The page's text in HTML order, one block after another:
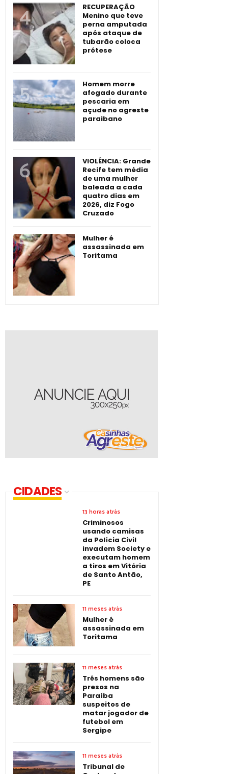
RECUPERAÇÃO
Menino que teve
perna amputada
após ataque de
tubarão coloca
prótese
Homem morre
afogado durante
pescaria em
açude no agreste
paraibano
VIOLÊNCIA: Grande
Recife tem média
de uma mulher
baleada a cada
quatro dias em
2026, diz Fogo
Cruzado
Mulher é
assassinada em
Toritama
CIDADES
13 horas atrás
Criminosos
usando camisas
da Polícia Civil
invadem Society e
executam homem
a tiros em Vitória
de Santo Antão,
PE
11 meses atrás
Mulher é
assassinada em
Toritama
11 meses atrás
Três homens são
presos na
Paraíba
suspeitos de
matar jogador de
futebol em
Sergipe
11 meses atrás
Tribunal de